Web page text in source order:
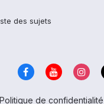
des sujets
Politique de confidentialité